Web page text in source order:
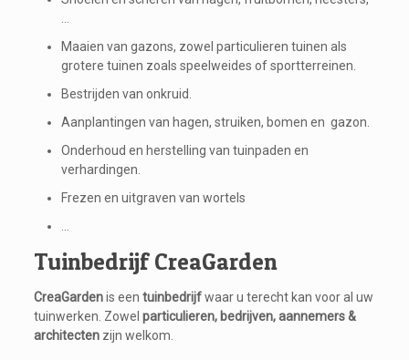
Maaien van gazons, zowel particulieren tuinen als
grotere tuinen zoals speelweides of sportterreinen.
Bestrijden van onkruid.
Aanplantingen van hagen, struiken, bomen en gazon.
Onderhoud en herstelling van tuinpaden en
verhardingen.
Frezen en uitgraven van wortels
Tuinbedrijf CreaGarden
CreaGardenis een tuinbedrijfwaar u terecht kan voor al uw
tuinwerken. Zowel particulieren, bedrijven, aannemers &
architectenzijn welkom.